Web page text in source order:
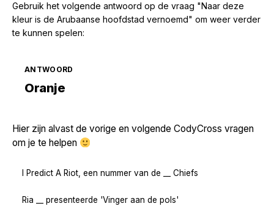
Gebruik het volgende antwoord op de vraag "Naar deze
kleur is de Arubaanse hoofdstad vernoemd" om weer verder
te kunnen spelen:
ANTWOORD
Oranje
Hier zijn alvast de vorige en volgende CodyCross vragen
om je te helpen
I Predict A Riot, een nummer van de __ Chiefs
Ria __ presenteerde 'Vinger aan de pols'